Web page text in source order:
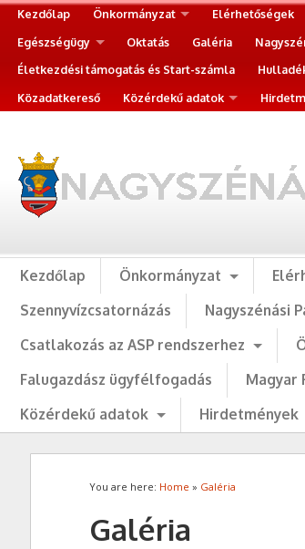
Kezdőlap Önkormányzat Elérhetőségek
Egészségügy
Oktatás Galéria
Életkezdési támogatás és Start-számla
Közadatkereső
Közérdekű adatok
Kezdőlap Önkormányzat
Szennyvízcsatornázás
Nagyszénási
Csatlakozás az ASP rendszerhez
Falugazdász ügyfélfogadás
Magyar
Közérdekű adatok
Hirdetmények
You are here: Home » Galéria
Galéria